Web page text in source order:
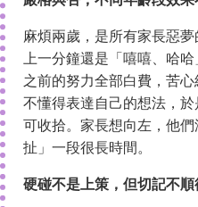
麻煩兩歲，是所有家長惡
上一分鐘還是「嘻嘻、哈
之前的努力全部白費，苦
不懂得表達自己的想法，
可收拾。家長想向左，他
扯」一段很長時間。
硬碰不是上策，但切記不